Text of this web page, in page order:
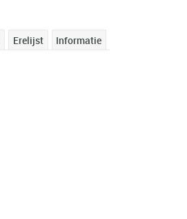
Informatie
Erelijst